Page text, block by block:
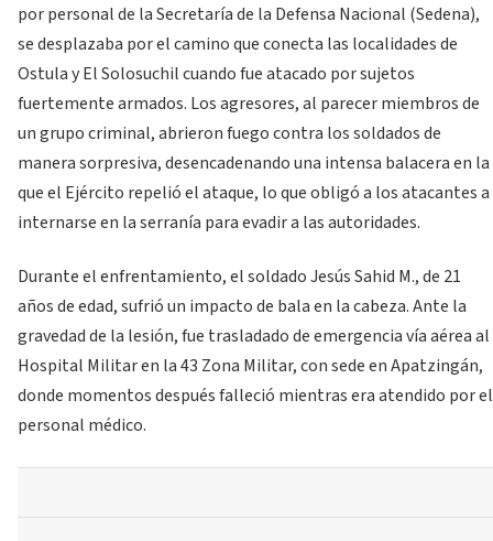
por personal de la Secretaría de la Defensa Nacional (Sedena),
se desplazaba por el camino que conecta las localidades de
Ostula y El Solosuchil cuando fue atacado por sujetos
fuertemente armados. Los agresores, al parecer miembros de
un grupo criminal, abrieron fuego contra los soldados de
manera sorpresiva, desencadenando una intensa balacera en la
que el Ejército repelió el ataque, lo que obligó a los atacantes a
internarse en la serranía para evadir a las autoridades.
Durante el enfrentamiento, el soldado Jesús Sahid M., de 21
años de edad, sufrió un impacto de bala en la cabeza. Ante la
gravedad de la lesión, fue trasladado de emergencia vía aérea al
Hospital Militar en la 43 Zona Militar, con sede en Apatzingán,
donde momentos después falleció mientras era atendido por el
personal médico.